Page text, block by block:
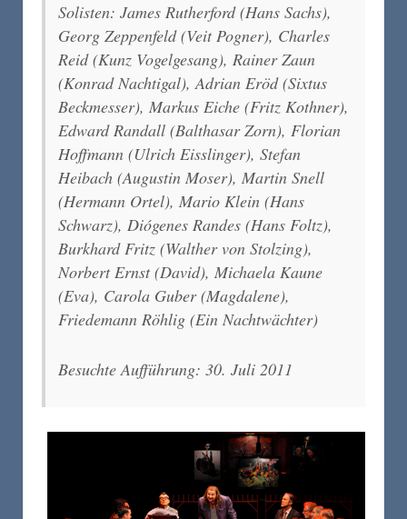
Solisten: James Rutherford (Hans Sachs),
Georg Zeppenfeld (Veit Pogner), Charles
Reid (Kunz Vogelgesang), Rainer Zaun
(Konrad Nachtigal), Adrian Eröd (Sixtus
Beckmesser), Markus Eiche (Fritz Kothner),
Edward Randall (Balthasar Zorn), Florian
Hoffmann (Ulrich Eisslinger), Stefan
Heibach (Augustin Moser), Martin Snell
(Hermann Ortel), Mario Klein (Hans
Schwarz), Diógenes Randes (Hans Foltz),
Burkhard Fritz (Walther von Stolzing),
Norbert Ernst (David), Michaela Kaune
(Eva), Carola Guber (Magdalene),
Friedemann Röhlig (Ein Nachtwächter)
Besuchte Aufführung: 30. Juli 2011